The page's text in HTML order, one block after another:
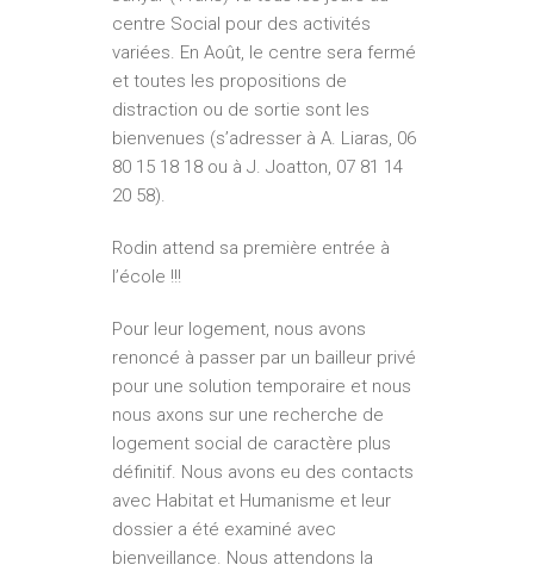
centre Social pour des activités
variées. En Août, le centre sera fermé
et toutes les propositions de
distraction ou de sortie sont les
bienvenues (s’adresser à A. Liaras, 06
80 15 18 18 ou à J. Joatton, 07 81 14
20 58).
Rodin attend sa première entrée à
l’école !!!
Pour leur logement, nous avons
renoncé à passer par un bailleur privé
pour une solution temporaire et nous
nous axons sur une recherche de
logement social de caractère plus
définitif. Nous avons eu des contacts
avec Habitat et Humanisme et leur
dossier a été examiné avec
bienveillance. Nous attendons la